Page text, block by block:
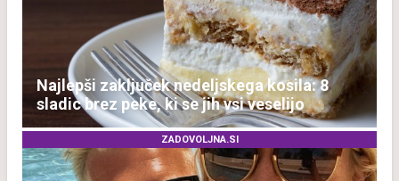
Najlepši zaključek nedeljskega kosila: 8
sladic brez peke, ki se jih vsi veselijo
ZADOVOLJNA.SI